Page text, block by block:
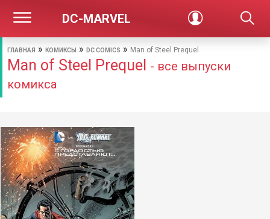
DC-MARVEL
ГЛАВНАЯ » КОМИКСЫ » DC COMICS » Man of Steel Prequel
Man of Steel Prequel - все выпуски
комикса